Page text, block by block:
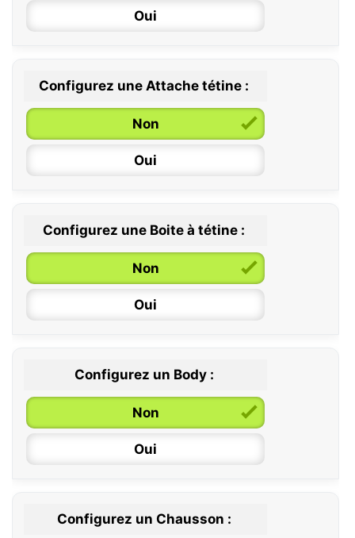
Oui
0 / 6 mois
6 / 36 mois
Configurez une Attache tétine :
Non
Oui
Configurez une Boite à tétine :
Non
Oui
Configurez un Body :
Non
Oui
0 / 6 mois
Configurez un Chausson :